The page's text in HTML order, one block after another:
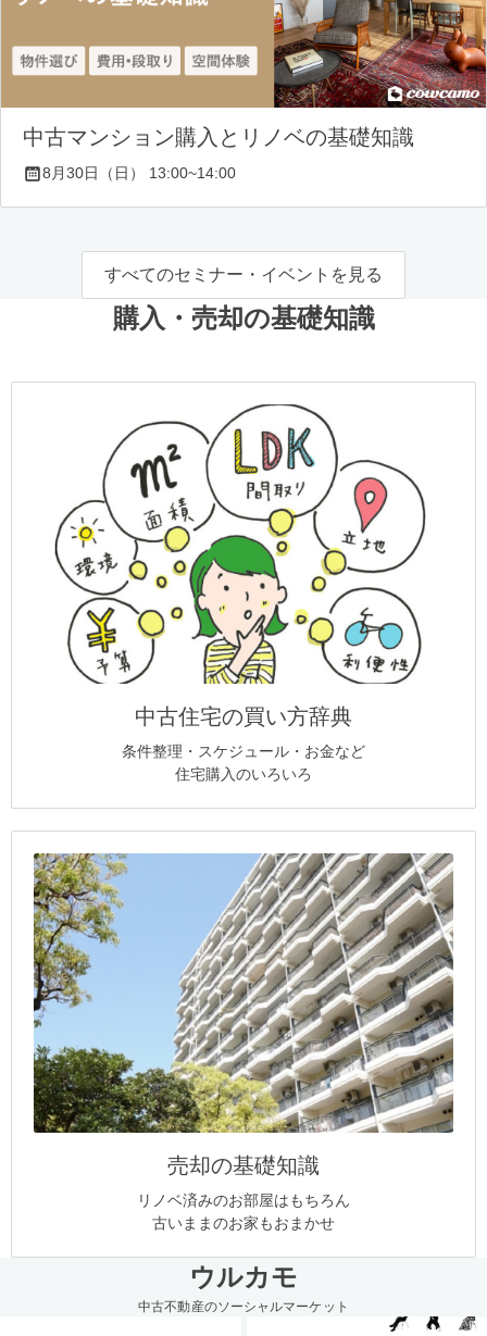
中古マンション購入とリノベの基礎知識
8月30日（日） 13:00~14:00
すべてのセミナー・イベントを見る
購入・売却の基礎知識
中古住宅の買い方辞典
条件整理・スケジュール・お金など
住宅購入のいろいろ
売却の基礎知識
リノベ済みのお部屋はもちろん
古いままのお家もおまかせ
ウルカモ
中古不動産のソーシャルマーケット